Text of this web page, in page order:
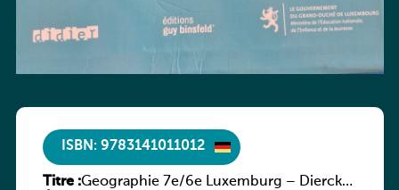
ISBN: 9783141011012
Titre :Geographie 7e/6e Luxemburg – Diercke